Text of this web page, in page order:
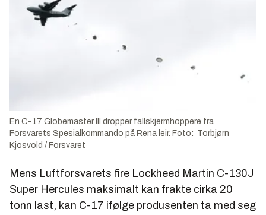
En C-17 Globemaster III dropper fallskjermhoppere fra
Forsvarets Spesialkommando på Rena leir. Foto: Torbjørn
Kjosvold / Forsvaret
Mens Luftforsvarets fire Lockheed Martin C-130J
Super Hercules maksimalt kan frakte cirka 20
tonn last, kan C-17 ifølge produsenten ta med seg